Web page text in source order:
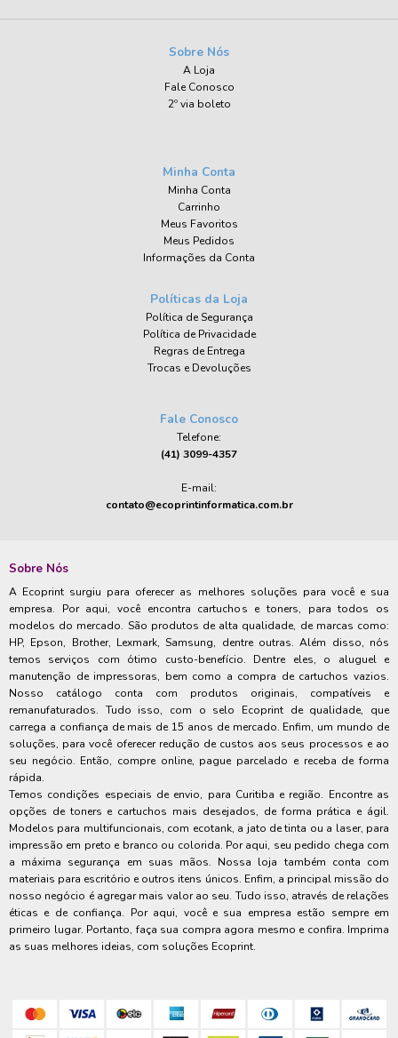
Sobre Nós
A Loja
Fale Conosco
2º via boleto
Minha Conta
Minha Conta
Carrinho
Meus Favoritos
Meus Pedidos
Informações da Conta
Políticas da Loja
Política de Segurança
Política de Privacidade
Regras de Entrega
Trocas e Devoluções
Fale Conosco
Telefone:
(41) 3099-4357
E-mail:
contato@ecoprintinformatica.com.br
Sobre Nós
A Ecoprint surgiu para oferecer as melhores soluções para você e sua
empresa. Por aqui, você encontra cartuchos e toners, para todos os
modelos do mercado. São produtos de alta qualidade, de marcas como:
HP, Epson, Brother, Lexmark, Samsung, dentre outras. Além disso, nós
temos serviços com ótimo custo-benefício. Dentre eles, o aluguel e
manutenção de impressoras, bem como a compra de cartuchos vazios.
Nosso catálogo conta com produtos originais, compatíveis e
remanufaturados. Tudo isso, com o selo Ecoprint de qualidade, que
carrega a confiança de mais de 15 anos de mercado. Enfim, um mundo de
soluções, para você oferecer redução de custos aos seus processos e ao
seu negócio. Então, compre online, pague parcelado e receba de forma
rápida.
Temos condições especiais de envio, para Curitiba e região. Encontre as
opções de toners e cartuchos mais desejados, de forma prática e ágil.
Modelos para multifuncionais, com ecotank, a jato de tinta ou a laser, para
impressão em preto e branco ou colorida. Por aqui, seu pedido chega com
a máxima segurança em suas mãos. Nossa loja também conta com
materiais para escritório e outros itens únicos. Enfim, a principal missão do
nosso negócio é agregar mais valor ao seu. Tudo isso, através de relações
éticas e de confiança. Por aqui, você e sua empresa estão sempre em
primeiro lugar. Portanto, faça sua compra agora mesmo e confira. Imprima
as suas melhores ideias, com soluções Ecoprint.